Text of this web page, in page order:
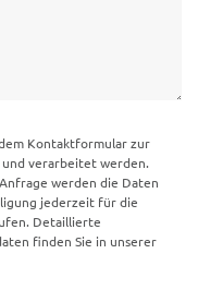
Kontaktformular zur
verarbeitet werden.
werden die Daten
jederzeit für die
Detaillierte
finden Sie in unserer